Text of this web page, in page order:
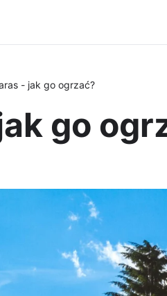
- jak go ogrzać?
go